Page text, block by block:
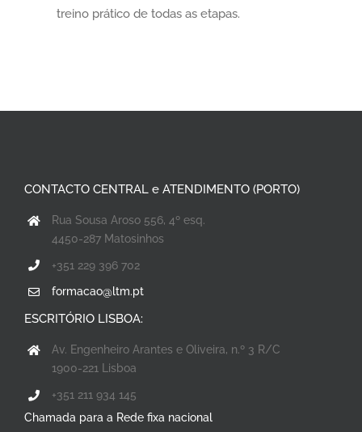
treino prático de todas as etapas.
CONTACTO CENTRAL e ATENDIMENTO (PORTO)
Rua Sousa Aroso 556, 4º esq.
4450-287 Matosinhos
+351 229 396 702
formacao@ltm.pt
ESCRITÓRIO LISBOA:
Av. Engenheiro Arantes e Oliveira, n.º 3 R/C
1900-221 Lisboa
+351 211 934 145
Chamada para a Rede fixa nacional